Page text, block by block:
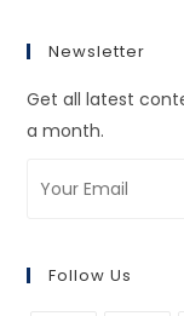
Newsletter
Get all latest
a month.
Follow Us